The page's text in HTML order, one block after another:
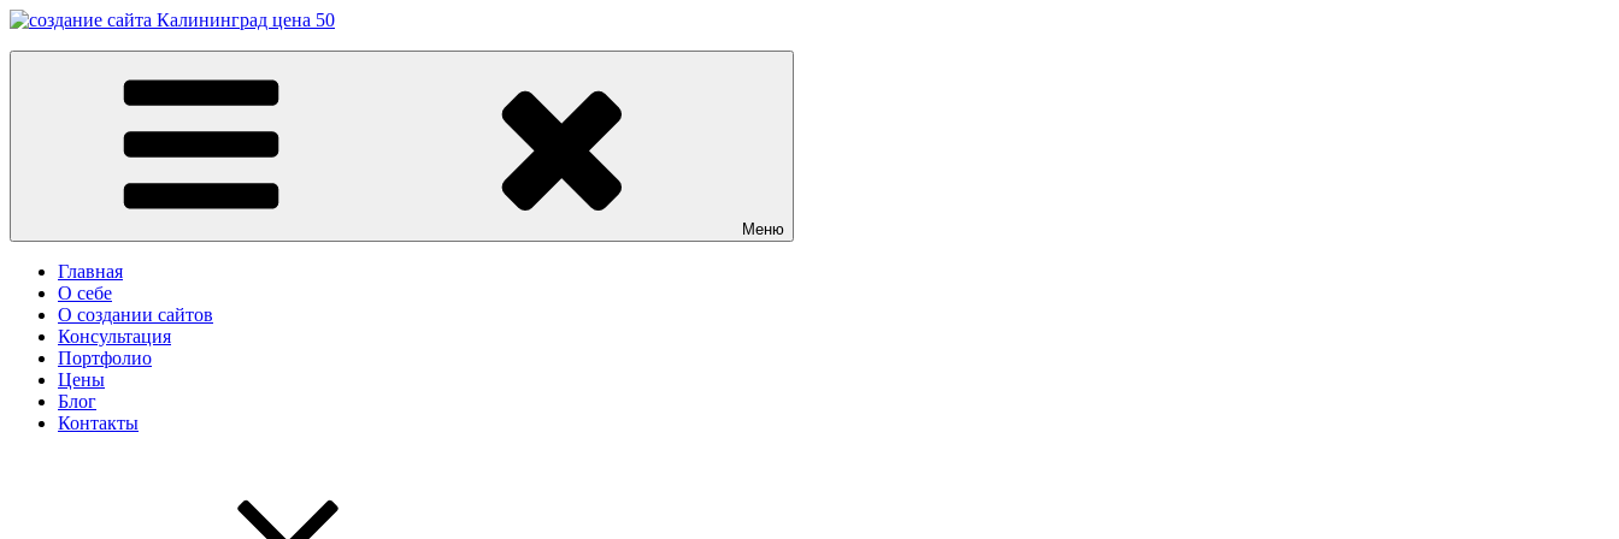
Перейти
Заказать сайт в Калининграде
Разработка сайтов в Калининграде. Создание сайтов в Калининграде и Калининградской области. Цены на сайты. Услуги веб-разработчика
Меню
Главная
О себе
О создании сайтов
Консультация
Портфолио
Цены
Блог
Контакты